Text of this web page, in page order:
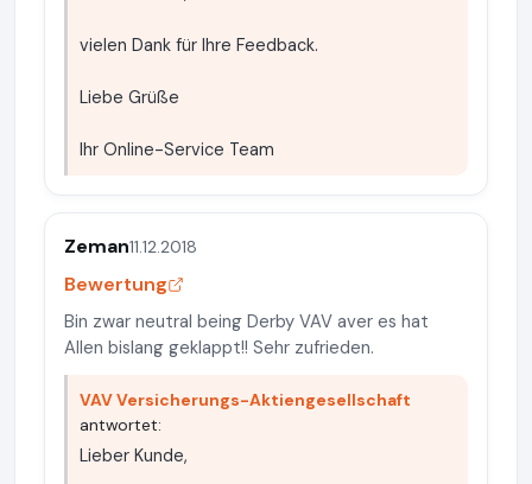
vielen Dank für Ihre Feedback.
Liebe Grüße
Ihr Online-Service Team
Zeman11.12.2018
Bewertung
Bin zwar neutral being Derby VAV aver es hat
Allen bislang geklappt!! Sehr zufrieden.
VAV Versicherungs-Aktiengesellschaft
antwortet:
Lieber Kunde,